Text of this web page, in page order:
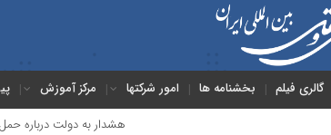
گالری فیلم بخشنامه ها امور شرکتها مرکز آموزش
هشدار به دولت درباره حمل‌ونقل بین‌المللی؛